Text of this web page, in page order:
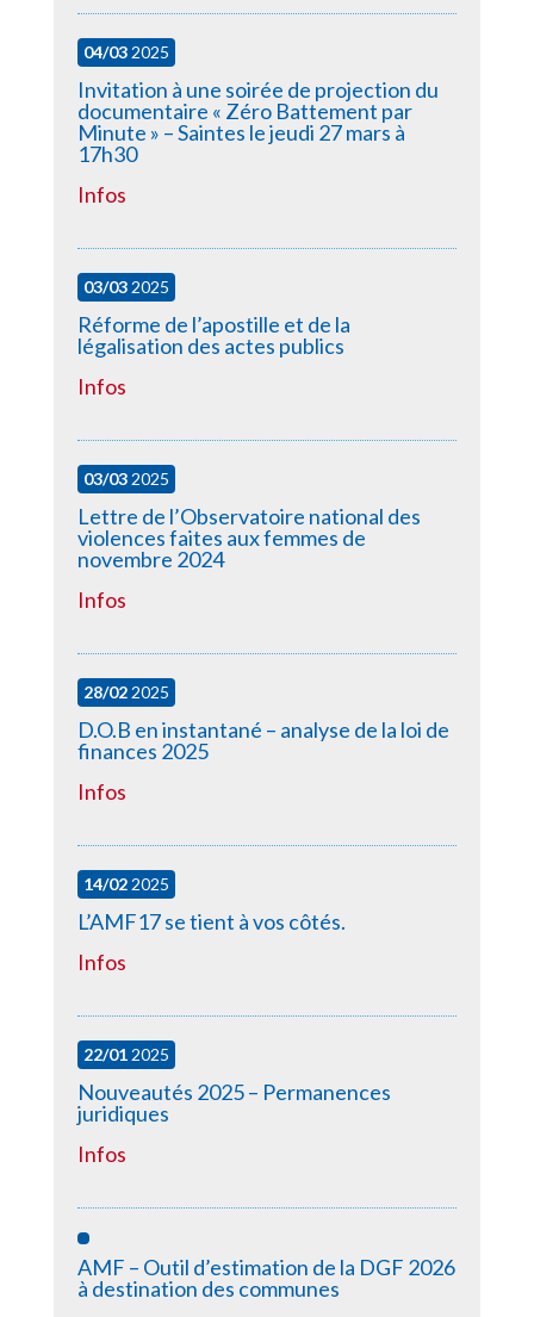
04/032025
Invitation à une soirée de projection du
documentaire « Zéro Battement par
Minute » – Saintes le jeudi 27 mars à
17h30
Infos
03/032025
Réforme de l’apostille et de la
légalisation des actes publics
Infos
03/032025
Lettre de l’Observatoire national des
violences faites aux femmes de
novembre 2024
Infos
28/022025
D.O.B en instantané – analyse de la loi de
finances 2025
Infos
14/022025
L’AMF17 se tient à vos côtés.
Infos
22/012025
Nouveautés 2025 – Permanences
juridiques
Infos
AMF – Outil d’estimation de la DGF 2026
à destination des communes